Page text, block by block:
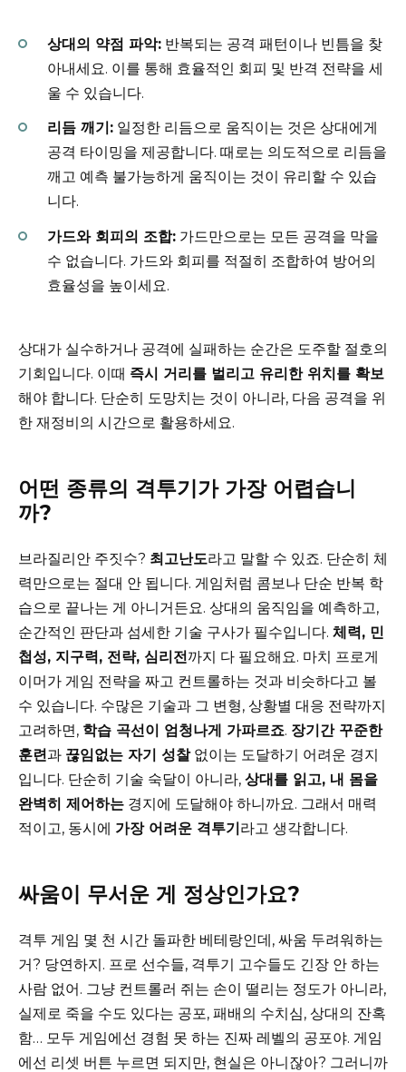
상대의 약점 파악: 반복되는 공격 패턴이나 빈틈을 찾
아내세요. 이를 통해 효율적인 회피 및 반격 전략을 세
울 수 있습니다.
리듬 깨기: 일정한 리듬으로 움직이는 것은 상대에게
공격 타이밍을 제공합니다. 때로는 의도적으로 리듬을
깨고 예측 불가능하게 움직이는 것이 유리할 수 있습
니다.
가드와 회피의 조합: 가드만으로는 모든 공격을 막을
수 없습니다. 가드와 회피를 적절히 조합하여 방어의
효율성을 높이세요.
상대가 실수하거나 공격에 실패하는 순간은 도주할 절호의
기회입니다. 이때 즉시 거리를 벌리고 유리한 위치를 확보
해야 합니다. 단순히 도망치는 것이 아니라, 다음 공격을 위
한 재정비의 시간으로 활용하세요.
어떤 종류의 격투기가 가장 어렵습니
까?
브라질리안 주짓수? 최고난도라고 말할 수 있죠. 단순히 체
력만으로는 절대 안 됩니다. 게임처럼 콤보나 단순 반복 학
습으로 끝나는 게 아니거든요. 상대의 움직임을 예측하고,
순간적인 판단과 섬세한 기술 구사가 필수입니다. 체력, 민
첩성, 지구력, 전략, 심리전까지 다 필요해요. 마치 프로게
이머가 게임 전략을 짜고 컨트롤하는 것과 비슷하다고 볼
수 있습니다. 수많은 기술과 그 변형, 상황별 대응 전략까지
고려하면, 학습 곡선이 엄청나게 가파르죠. 장기간 꾸준한
훈련과 끊임없는 자기 성찰없이는 도달하기 어려운 경지
입니다. 단순히 기술 숙달이 아니라, 상대를 읽고, 내 몸을
완벽히 제어하는 경지에 도달해야 하니까요. 그래서 매력
적이고, 동시에 가장 어려운 격투기라고 생각합니다.
싸움이 무서운 게 정상인가요?
격투 게임 몇 천 시간 돌파한 베테랑인데, 싸움 두려워하는
거? 당연하지. 프로 선수들, 격투기 고수들도 긴장 안 하는
사람 없어. 그냥 컨트롤러 쥐는 손이 떨리는 정도가 아니라,
실제로 죽을 수도 있다는 공포, 패배의 수치심, 상대의 잔혹
함… 모두 게임에선 경험 못 하는 진짜 레벨의 공포야. 게임
에선 리셋 버튼 누르면 되지만, 현실은 아니잖아? 그러니까